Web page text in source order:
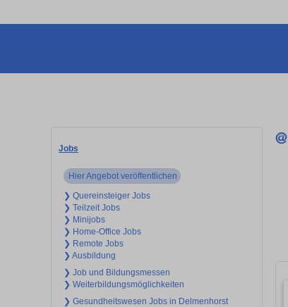
Jobs
Hier Angebot veröffentlichen
❯ Quereinsteiger Jobs
❯ Teilzeit Jobs
❯ Minijobs
❯ Home-Office Jobs
❯ Remote Jobs
❯ Ausbildung
❯ Job und Bildungsmessen
❯ Weiterbildungsmöglichkeiten
❯ Gesundheitswesen Jobs in Delmenhorst